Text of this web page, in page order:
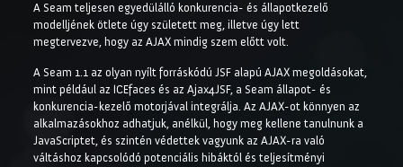
A Seam teljesen egyedülálló konkurencia- és állapotkezelő
modelljének ötlete úgy született meg, illetve úgy lett
megtervezve, hogy az AJAX mindig szem előtt volt.
A Seam 1.1 az olyan nyílt forráskódú JSF alapú AJAX megoldásokat,
mint például az ICEfaces és az Ajax4JSF, a Seam állapot- és
konkurencia-kezelő motorjával integrálja. Az AJAX-ot könnyen az
alkalmazásokhoz adhatjuk, anélkül, hogy meg kellene tanulnunk a
JavaScriptet, és szintén védettek vagyunk az AJAX-ra való
váltáshoz kapcsolódó potenciális hibáktól és teljesítményi